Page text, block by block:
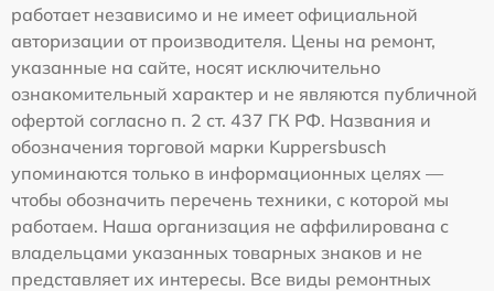
работает независимо и не имеет официальной
авторизации от производителя. Цены на ремонт,
указанные на сайте, носят исключительно
ознакомительный характер и не являются публичной
офертой согласно п. 2 ст. 437 ГК РФ. Названия и
обозначения торговой марки Kuppersbusch
упоминаются только в информационных целях —
чтобы обозначить перечень техники, с которой мы
работаем. Наша организация не аффилирована с
владельцами указанных товарных знаков и не
представляет их интересы. Все виды ремонтных